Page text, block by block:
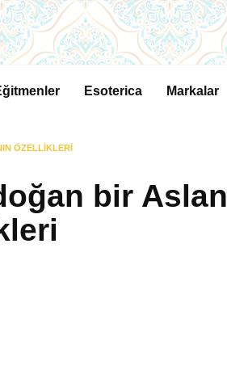
Esoterica Markalar
ÖZELLIKLERI
bir Aslan